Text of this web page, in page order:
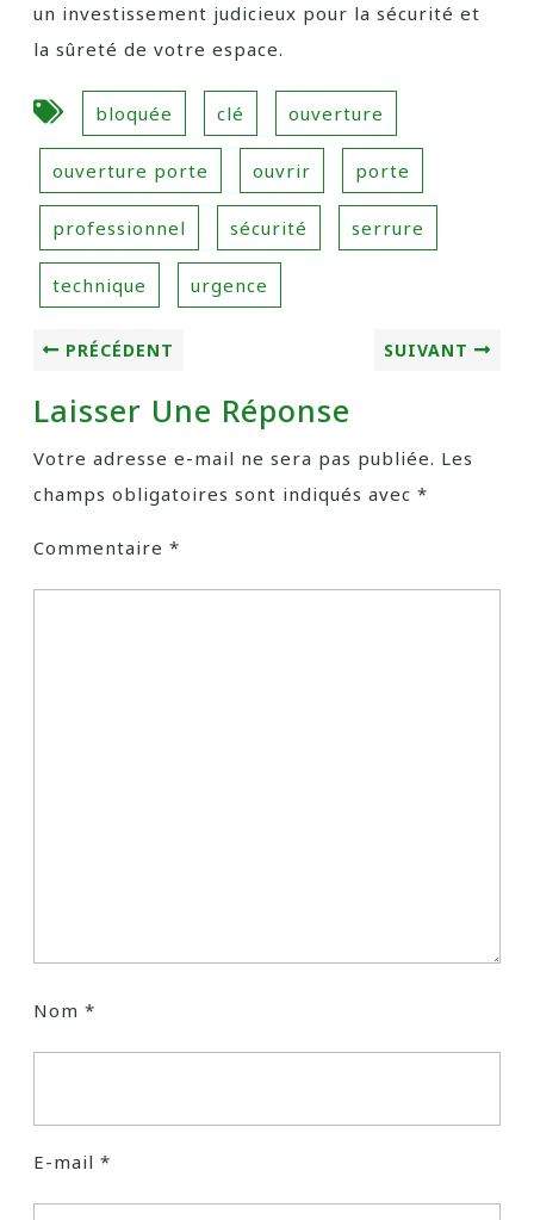
un investissement judicieux pour la sécurité et
la sûreté de votre espace.
bloquée clé ouverture
ouverture porte ouvrir porte
professionnel sécurité serrure
technique urgence
PRÉCÉDENT SUIVANT
Laisser Une Réponse
Votre adresse e-mail ne sera pas publiée. Les
champs obligatoires sont indiqués avec *
Commentaire *
Nom *
E-mail *